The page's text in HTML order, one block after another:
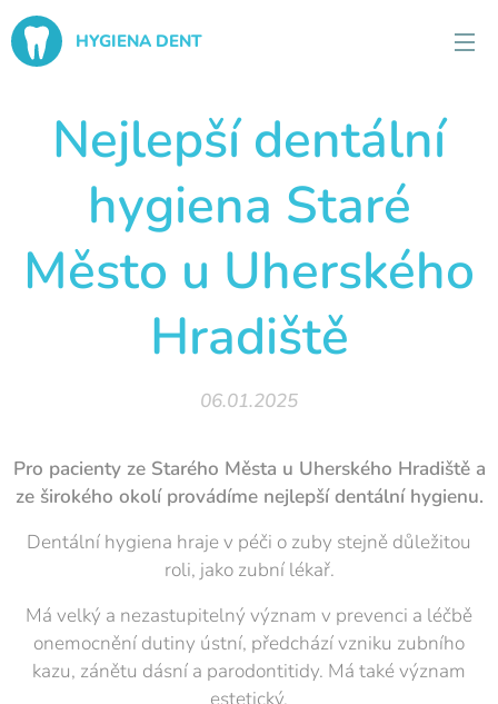
HYGIENA DENT
Nejlepší dentální
hygiena Staré
Město u Uherského
Hradiště
06.01.2025
Pro pacienty ze Starého Města u Uherského Hradiště a
ze širokého okolí provádíme nejlepší dentální hygienu.
Dentální hygiena hraje v péči o zuby stejně důležitou
roli, jako zubní lékař.
Má velký a nezastupitelný význam v prevenci a léčbě
onemocnění dutiny ústní, předchází vzniku zubního
kazu, zánětu dásní a parodontitidy. Má také význam